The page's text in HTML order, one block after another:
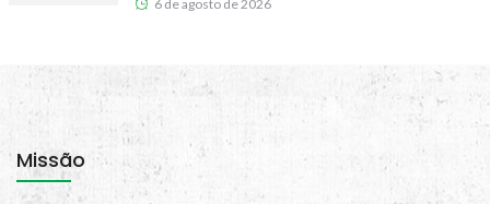
6 de agosto de 2026
Missão